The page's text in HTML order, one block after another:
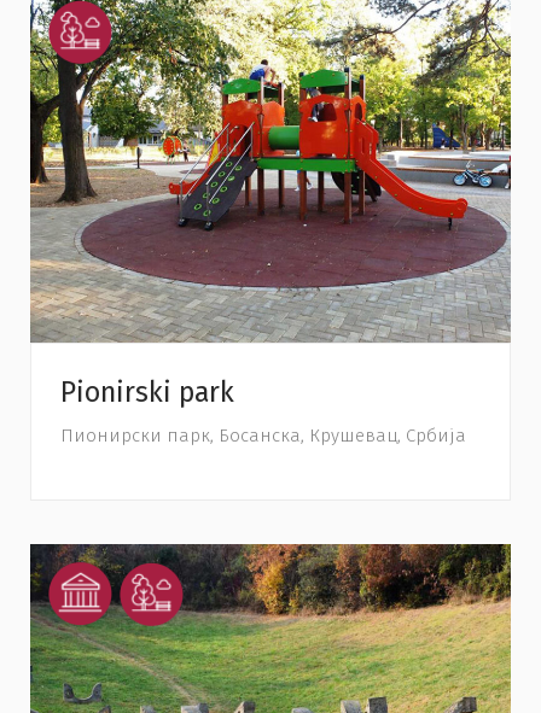
Pionirski park
Пионирски парк, Босанска, Крушевац, Србија